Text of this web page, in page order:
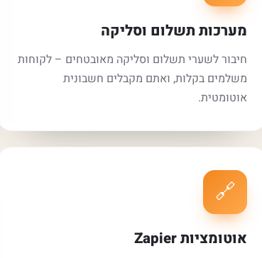
מערכות תשלום וסליקה
חיבור לשערי תשלום וסליקה מאובטחים – לקוחות
משלמים בקלות, ואתם מקבלים חשבונית
אוטומטית.
🔗
אוטומציות Zapier